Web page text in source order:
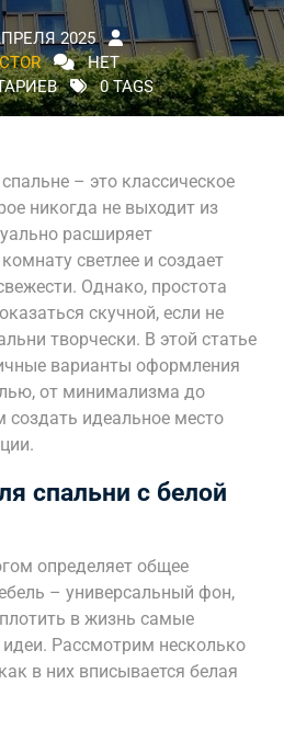
2025
НЕТ
0 TAGS
– это классическое
никогда не выходит из
расширяет
светлее и создает
Однако, простота
скучной, если не
творчески. В этой статье
варианты оформления
от минимализма до
идеальное место
спальни с белой
определяет общее
– универсальный фон,
в жизнь самые
Рассмотрим несколько
в них вписывается белая